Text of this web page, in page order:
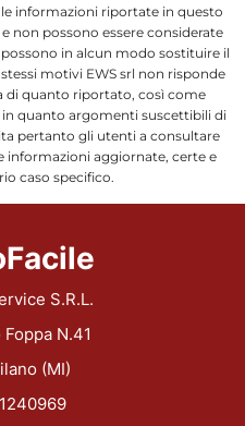
informazioni riportate in questo
non possono essere considerate
in alcun modo sostituire il
motivi EWS srl non risponde
di quanto riportato, così come
quanto argomenti suscettibili di
pertanto gli utenti a consultare
aggiornate, certe e
caso specifico.
S.R.L.
N.41
(MI)